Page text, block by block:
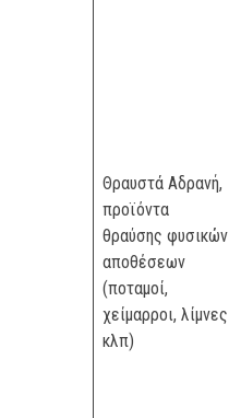
Θραυστά Αδρανή,
προϊόντα
θραύσης φυσικών
αποθέσεων
(ποταμοί,
χείμαρροι, λίμνες
κλπ)